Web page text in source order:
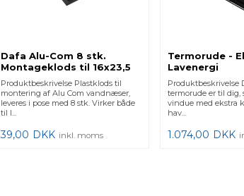
Dafa Alu-Com 8 stk.
Montageklods til 16x23,5
16x30 16x36
Produktbeskrivelse Plastklods til
montering af Alu Com vandnæser,
leveres i pose med 8 stk. Virker både
til l...
39,00 DKK inkl. moms
Termorude -
Lavenergi
Produktbeskrivelse
termorude er til dig,
vindue med ekstra
hav...
1.074,00 DKK